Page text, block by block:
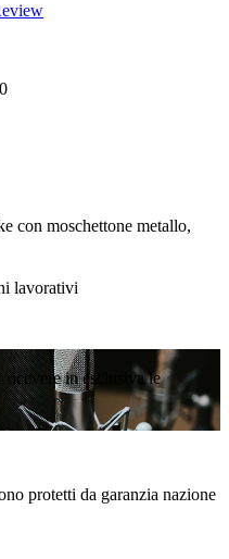
con moschettone metallo,
lavorativi
in esclusiva le
protetti da garanzia nazione